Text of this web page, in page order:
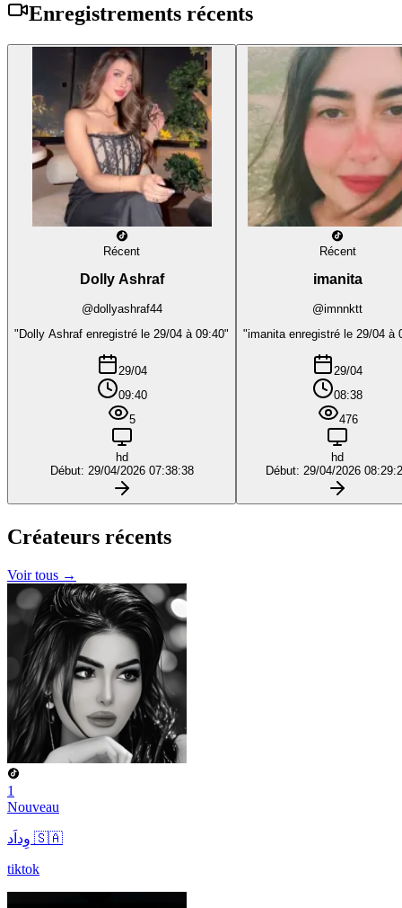
Enregistrements récents
Récent
Dolly Ashraf
@dollyashraf44
"Dolly Ashraf enregistré le 29/04 à 09:40"
29/04
09:40
5
hd
Début: 29/04/2026 07:38:38
Récent
imanita
@imnnktt
"imanita enregistré le 29/04 à
29/04
08:38
476
hd
Début: 29/04/2026
Créateurs récents
Voir tous →
1
Nouveau
وِداَد 🇸🇦
tiktok